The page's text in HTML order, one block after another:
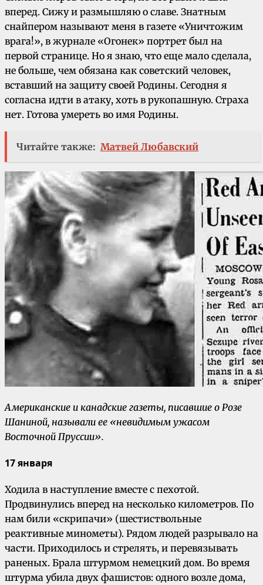
вперед. Сижу и размышляю о славе. Знатным
снайпером называют меня в газете «Уничтожим
врага!», в журнале «Огонек» портрет был на
первой странице. Но я знаю, что еще мало сделала,
не больше, чем обязана как советский человек,
вставший на защиту своей Родины. Сегодня я
согласна идти в атаку, хоть в рукопашную. Страха
нет. Готова умереть во имя Родины.
Читайте также: Матвей Любавский
Американские и канадские газеты, писавшие о Розе
Шаниной, называли ее «невидимым ужасом
Восточной Пруссии».
17 января
Ходила в наступление вместе с пехотой.
Продвинулись вперед на несколько километров. По
нам били «скрипачи» (шестиствольные
реактивные минометы). Рядом людей разрывало на
части. Приходилось и стрелять, и перевязывать
раненых. Брала штурмом немецкий дом. Во время
штурма убила двух фашистов: одного возле дома,